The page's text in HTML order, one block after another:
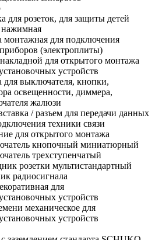
для розеток, для защиты детей
монтажная для подключения
(электроплиты)
для открытого монтажа
устройств
выключателя, кнопки,
освещенности, диммера,
жалюзи
/ разъем для передачи данных
техники связи
для открытого монтажа
кнопочный миниатюрный
трехступенчатый
розетки мультистандартный
радиосигнала
для
устройств
механическое для
устройств